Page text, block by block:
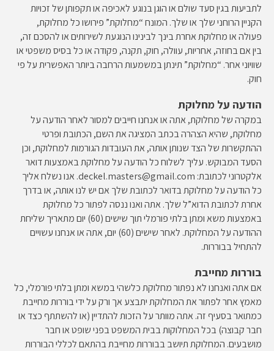
לתביעות בגין סעד שולם או הוגן בנוגע לאכיפה או תקפותן של זכויות
הקניין הרוחני שלך או שלך. המונח “מחלוקת” פירושו כל מחלוקת,
פעולה או מחלוקת אחרת בינך לבינינו הנוגעת לשירותים או להסכם זה,
בין אם בחוזה, אחריות, עוולה, חוק, תקנה, פקודה או כל בסיס משפטי או
שוויוני אחר. “מחלוקת” תינתן במשמעות הרחבה ביותר האפשרית על פי
חוק.
הודעה על מחלוקת
במקרה של מחלוקת, אתה או אנחנו חייבים למסור לאחר הודעה על
מחלוקת, שהיא הצהרה בכתב המציגה את השם, הכתובת ופרטי
ההתקשרות של הצד שנותן אותה, את העובדות הגורמות למחלוקת, וכן
הסעד המבוקש. עליך לשלוח כל הודעה על מחלוקת באמצעות דואר
אלקטרוני לכתובת: deckel.masters@gmail.com. אנו נשלח אליך
כל הודעה על מחלוקת בדואר לכתובת שלך אם יש לנו אותה, או בדרך
אחרת לכתובת הדוא”ל שלך. אתה ואנו ננסה לפתור כל מחלוקת
באמצעות משא ומתן בלתי פורמלי תוך שישים (60) יום מתאריך שליחת
ההודעה על המחלוקת. לאחר שישים (60) יום, אתה או אנחנו עשויים
להתחיל בבוררות.
בוררות מחייבת
אם אתה ואנחנו לא נפתור מחלוקת כלשהי במשא ומתן בלתי פורמלי, כל
מאמץ אחר לפתור את המחלוקת יתבצע אך ורק על ידי בוררות מחייבת
כמתואר בסעיף זה. אתה מוותר על הזכות להתדיין (או להשתתף כצד או
חבר קבוצה) בכל המחלוקות בבית המשפט בפני שופט או חבר
מושבעים. המחלוקת תיושב בבוררות מחייבת בהתאם לכללי הבוררות